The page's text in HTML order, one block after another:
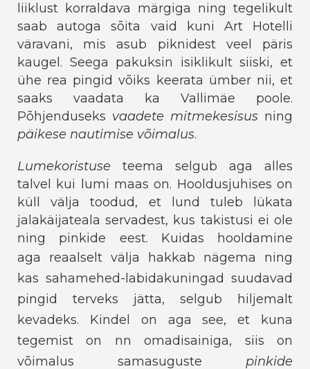
liiklust korraldava märgiga ning tegelikult
saab autoga sõita vaid kuni Art Hotelli
väravani, mis asub piknidest veel päris
kaugel. Seega pakuksin isiklikult siiski, et
ühe rea pingid võiks keerata ümber nii, et
saaks vaadata ka Vallimäe poole.
Põhjenduseks vaadete mitmekesisus ning
päikese nautimise võimalus.
Lumekoristuse teema selgub aga alles
talvel kui lumi maas on. Hooldusjuhises on
küll välja toodud, et lund tuleb lükata
jalakäijateala servadest, kus takistusi ei ole
ning pinkide eest. Kuidas hooldamine
aga reaalselt välja hakkab nägema ning
kas sahamehed-labidakuningad suudavad
pingid terveks jätta, selgub hiljemalt
kevadeks. Kindel on aga see, et kuna
tegemist on nn omadisainiga, siis on
võimalus samasuguste pinkide